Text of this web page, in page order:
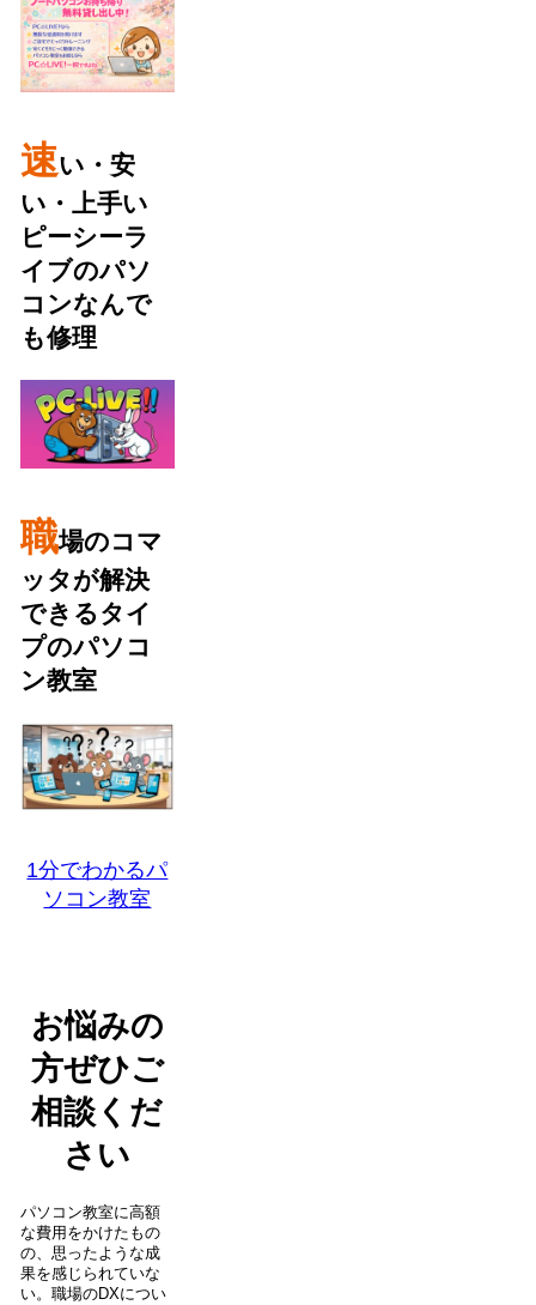
速い・安
い・上手い
ピーシーラ
イブのパソ
コンなんで
も修理
職場のコマ
ッタが解決
できるタイ
プのパソコ
ン教室
1分でわかるパ
ソコン教室
お悩みの
方ぜひご
相談くだ
さい
パソコン教室に高額
な費用をかけたもの
の、思ったような成
果を感じられていな
い。職場のDXについ